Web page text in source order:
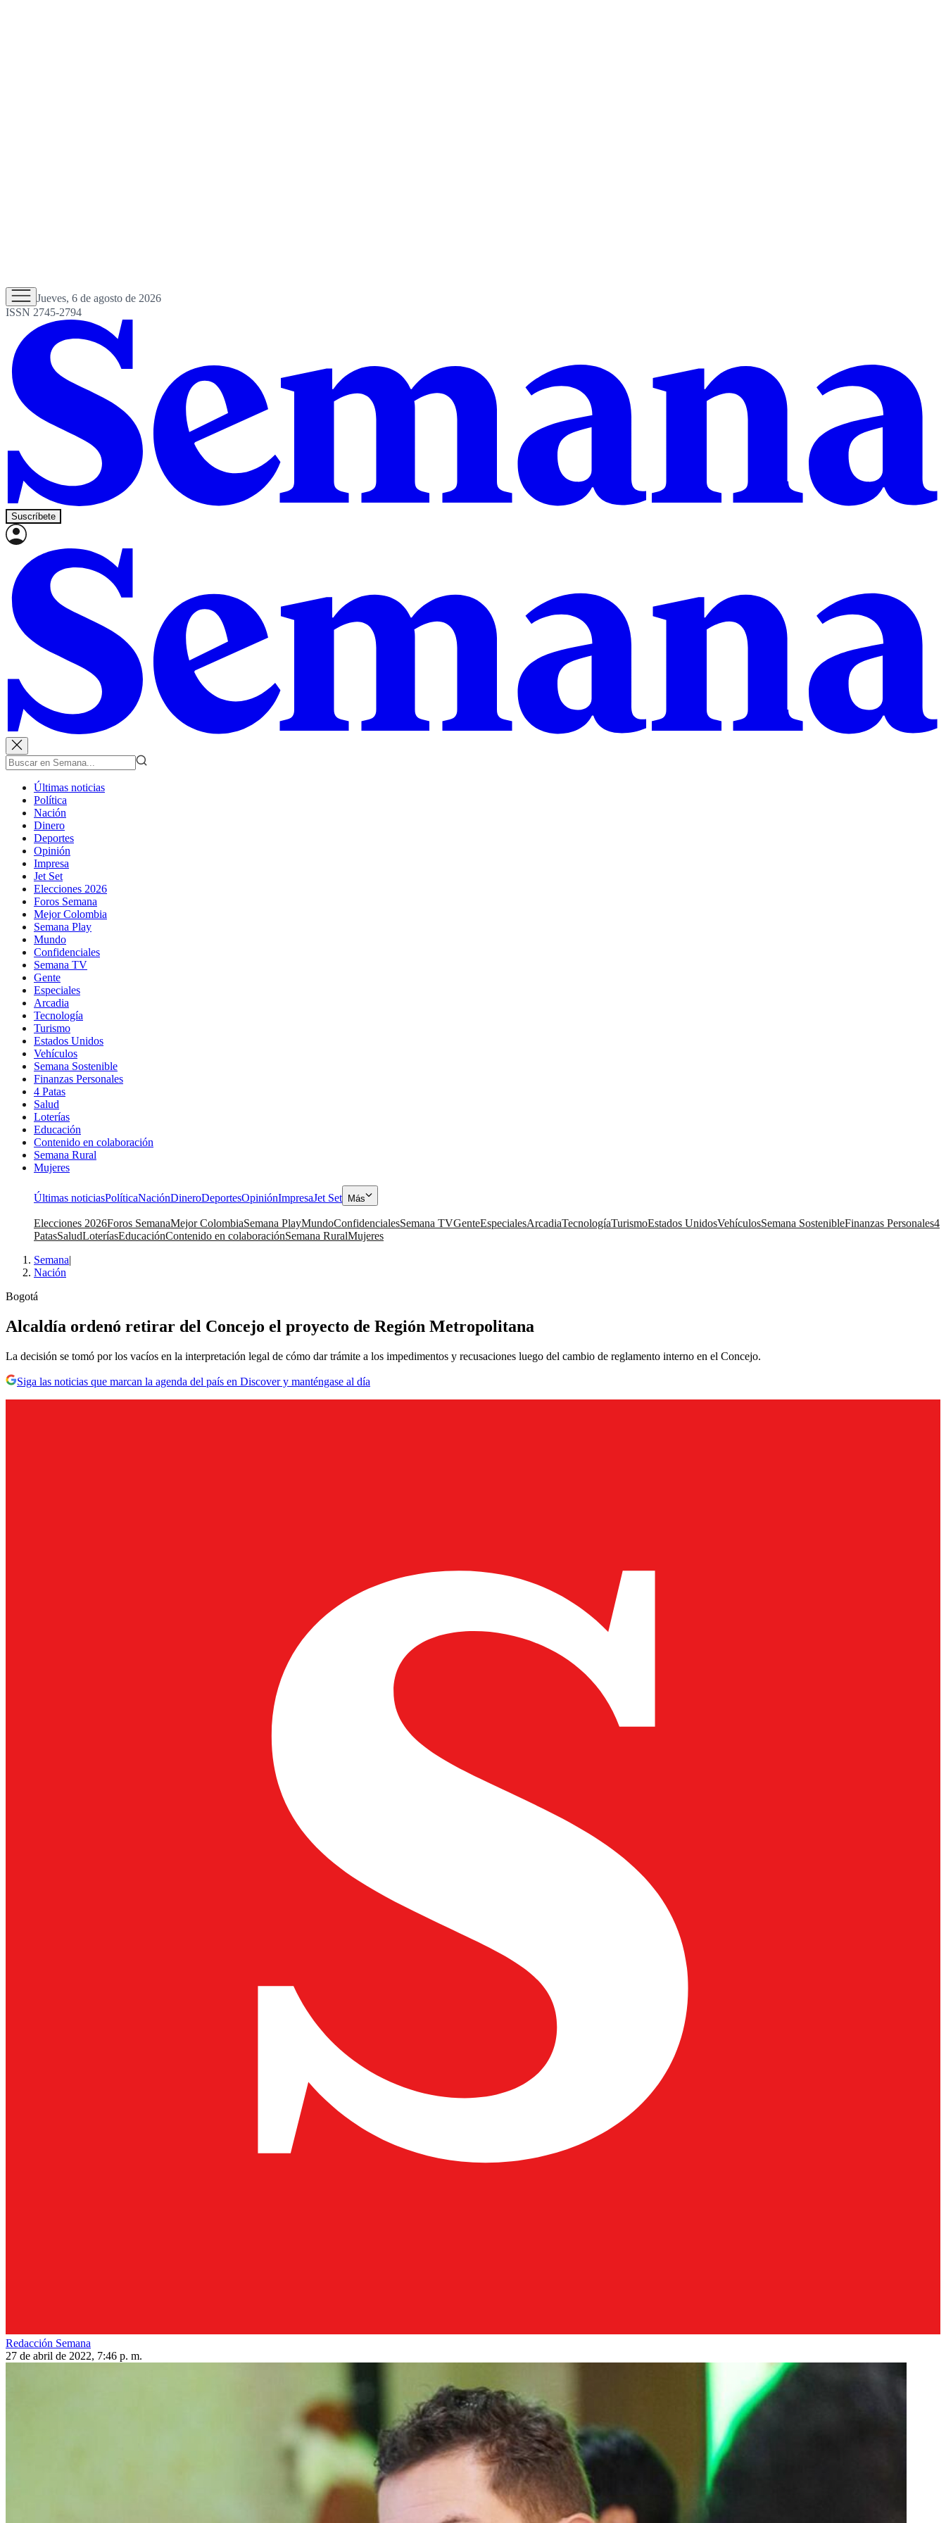
Jueves, 6 de agosto de 2026
ISSN 2745-2794
Suscríbete
Últimas noticias
Política
Nación
Dinero
Deportes
Opinión
Impresa
Jet Set
Elecciones 2026
Foros Semana
Mejor Colombia
Semana Play
Mundo
Confidenciales
Semana TV
Gente
Especiales
Arcadia
Tecnología
Turismo
Estados Unidos
Vehículos
Semana Sostenible
Finanzas Personales
4 Patas
Salud
Loterías
Educación
Contenido en colaboración
Semana Rural
Mujeres
Últimas noticiasPolíticaNaciónDineroDeportesOpiniónImpresaJet Set Más
Elecciones 2026Foros SemanaMejor ColombiaSemana PlayMundoConfidencialesSemana TVGenteEspecialesArcadiaTecnologíaTurismoEstados UnidosVehículosSemana SostenibleFinanzas Personales4
PatasSaludLoteríasEducaciónContenido en colaboraciónSemana RuralMujeres
Semana|
Nación
Bogotá
Alcaldía ordenó retirar del Concejo el proyecto de Región Metropolitana
La decisión se tomó por los vacíos en la interpretación legal de cómo dar trámite a los impedimentos y recusaciones luego del cambio de reglamento interno en el Concejo.
Siga las noticias que marcan la agenda del país en Discover y manténgase al día
Redacción Semana
27 de abril de 2022, 7:46 p. m.